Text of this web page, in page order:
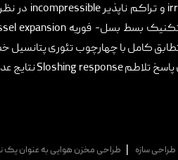
و تراکم ناپذیرincompressible در
تکنیک بسط بسل- فوریه expansion
کامل با چهارچوب تئوری پتانسیل
پاسخ تلاطمSloshing responseنتایج
طراحی سازه طراحی مخزن هوایی به عنوان یک